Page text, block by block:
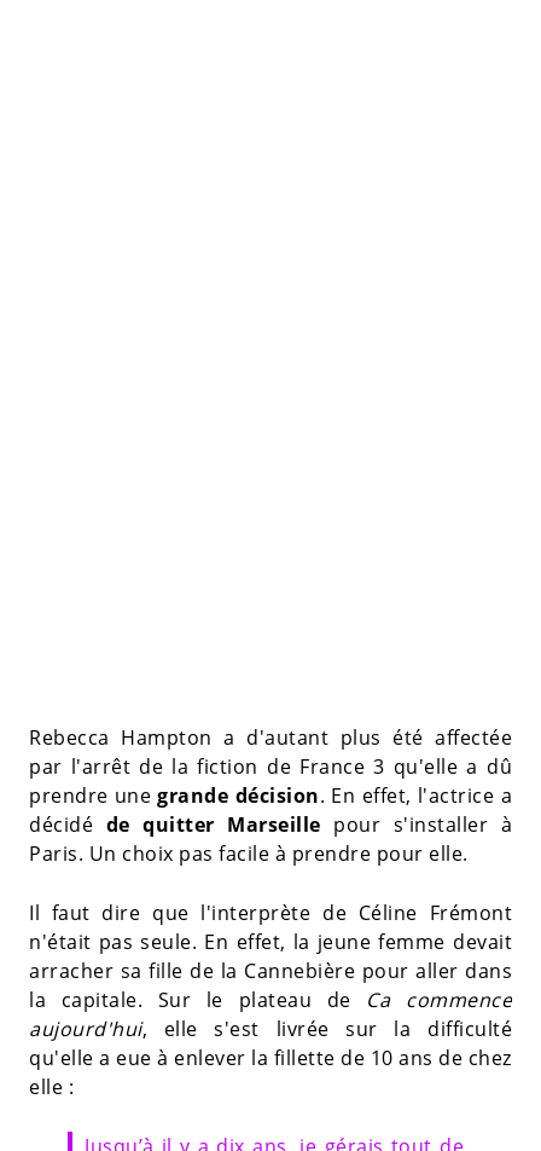
Rebecca Hampton a d'autant plus été affectée
par l'arrêt de la fiction de France 3 qu'elle a dû
prendre unegrande décision. En effet, l'actrice a
décidé de quitter Marseille pour s'installer à
Paris. Un choix pas facile à prendre pour elle.
Il faut dire que l'interprète de Céline Frémont
n'était pas seule. En effet, la jeune femme devait
arracher sa fille de la Cannebière pour aller dans
la capitale. Sur le plateau de Ca commence
aujourd'hui, elle s'est livrée sur la difficulté
qu'elle a eue à enlever la fillette de 10 ans de chez
elle :
Jusqu’à il y a dix ans, je gérais tout de